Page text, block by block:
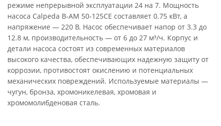
режиме непрерывной эксплуатации 24 на 7. Мощность
насоса Calpeda B-AM 50-125CE составляет 0.75 кВт, а
напряжение — 220 В. Насос обеспечивает напор от 3.3 до
12.8 м, производительность — от 6 до 27 м³/ч. Корпус и
детали насоса состоят из современных материалов
высокого качества, обеспечивающих надежную защиту от
коррозии, противостоят окислению и потенциальных
механических повреждений. Используемые материалы —
чугун, бронза, хромоникелевая, хромовая и
хромомолибденовая сталь.